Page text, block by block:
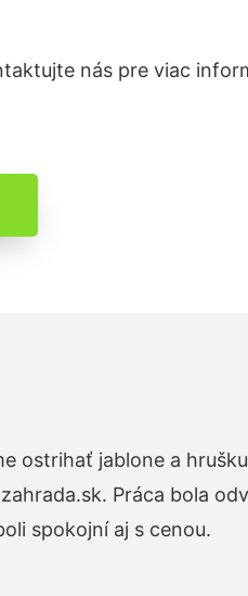
nás pre viac
ostrihať jablone a
Práca bola
spokojní aj s cenou.